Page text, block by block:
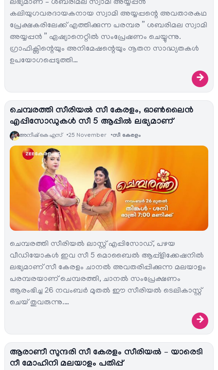
ലഭ്യമാണ് – ശബരിമല സ്വാമി അയ്യപ്പൻ
കലിയുഗവരദായകനായ സ്വാമി അയ്യപ്പന്റെ അവതാരകഥ
പ്രേക്ഷകരിലേക്ക് എത്തിക്കുന്ന പരമ്പര ” ശബരിമല സ്വാമി
അയ്യപ്പൻ ” ഏഷ്യാനെറ്റിൽ സംപ്രേഷണം ചെയ്യുന്നു.
ഗ്രാഫിക്സിന്റെയും അനിമേഷന്റെയും നൂതന സാദ്ധ്യതകൾ
ഉപയോഗപ്പെടുത്തി…
→
ചെമ്പരത്തി സീരിയല്‍ സീ കേരളം, ഓണ്‍ലൈന്‍
എപ്പിസോഡുകള്‍ സീ 5 ആപ്പില്‍ ലഭ്യമാണ്
അനീഷ്‌ കെ എസ് 25 November സീ കേരളം
ചെമ്പരത്തി സീരിയൽ ലാസ്റ്റ് എപ്പിസോഡ്, പഴയ
വീഡിയോകള്‍ ഇവ സീ 5 മൊബൈല്‍ ആപ്പ്ളിക്കേഷനില്‍
ലഭ്യമാണ് സീ കേരളം ചാനല്‍ അവതരിപ്പിക്കുന്ന മലയാളം
പരമ്പരയാണ് ചെമ്പരത്തി, ചാനല്‍ സംപ്രേക്ഷണം
ആരംഭിച്ച 26 നവംബര്‍ മുതല്‍ ഈ സീരിയല്‍ ടെലികാസ്റ്റ്
ചെയ് തുവരുന്നു.…
→
ആരാണീ സുന്ദരി സീ കേരളം സീരിയല്‍ – യാരെടി
നീ മോഹിനി മലയാളം പതിപ്പ്